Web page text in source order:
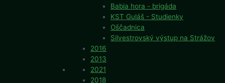
Babia hora - brigáda
KST Guláš - Studienky
Oščadnica
Silvestrovský výstup na Strážov
2016
2013
2021
2018